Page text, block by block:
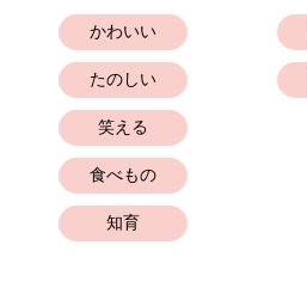
かわいい
たのしい
笑える
食べもの
知育